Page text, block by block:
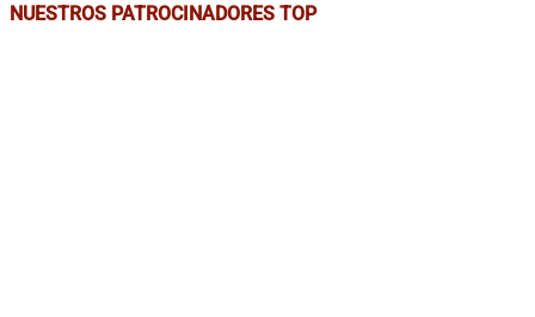
NUESTROS PATROCINADORES TOP